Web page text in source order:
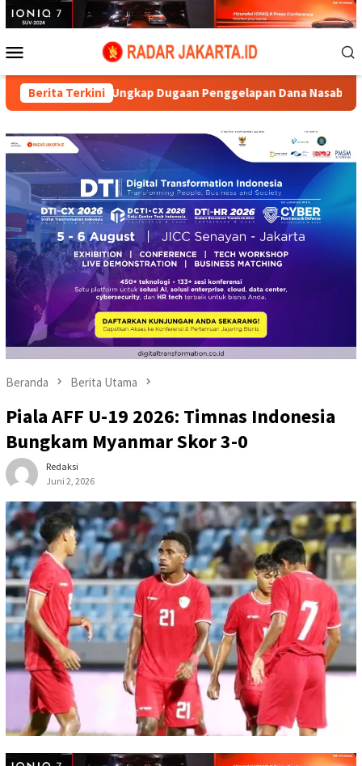
Loncat
ke
Mobile
Berita Terkini
Ungkap Dugaan Penggelapan Dana Nasabah di KSP MDS Jatim
Beranda Berita Utama
Piala AFF U-19 2026: Timnas Indonesia
Bungkam Myanmar Skor 3-0
Redaksi
Juni 2, 2026